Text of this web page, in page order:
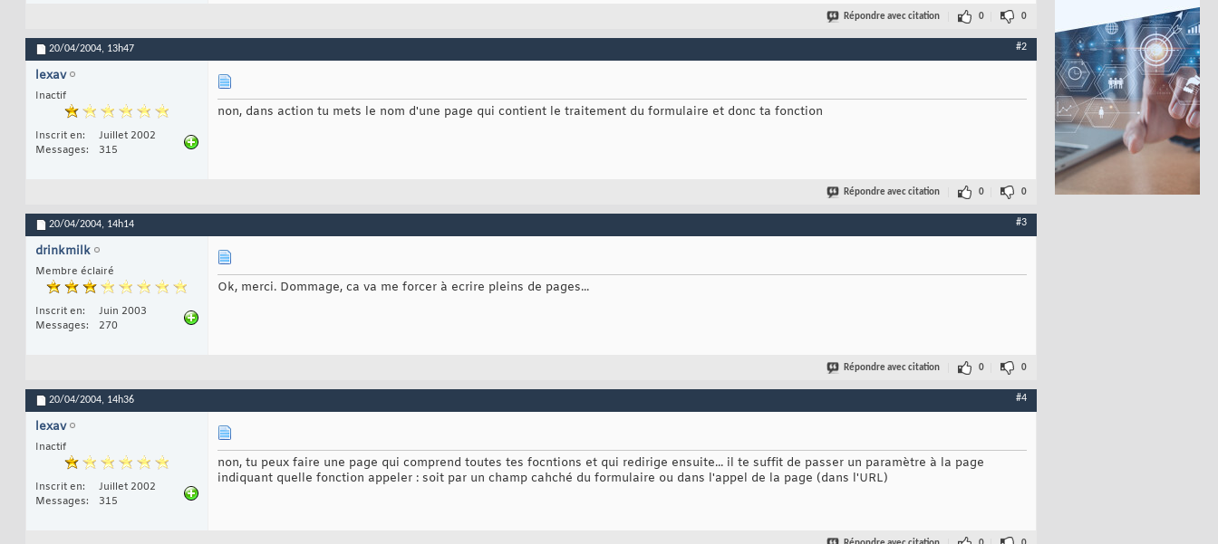
Répondre avec citation 0 0
20/04/2004, 13h47 #2
lexav
Inactif
Inscrit en
Juillet 2002
Messages
315
non, dans action tu mets le nom d'une page qui contient le traitement du formulaire et donc ta fonction
Répondre avec citation 0 0
20/04/2004, 14h14 #3
drinkmilk
Membre éclairé
Inscrit en
Juin 2003
Messages
270
Ok, merci. Dommage, ca va me forcer à ecrire pleins de pages...
Répondre avec citation 0 0
20/04/2004, 14h36 #4
lexav
Inactif
Inscrit en
Juillet 2002
Messages
315
non, tu peux faire une page qui comprend toutes tes focntions et qui redirige ensuite... il te suffit de passer un paramètre à la page
indiquant quelle fonction appeler : soit par un champ cahché du formulaire ou dans l'appel de la page (dans l'URL)